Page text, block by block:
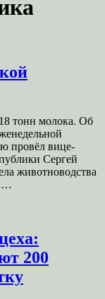
тонн молока. Об
провёл вице-
Сергей
животноводства
200